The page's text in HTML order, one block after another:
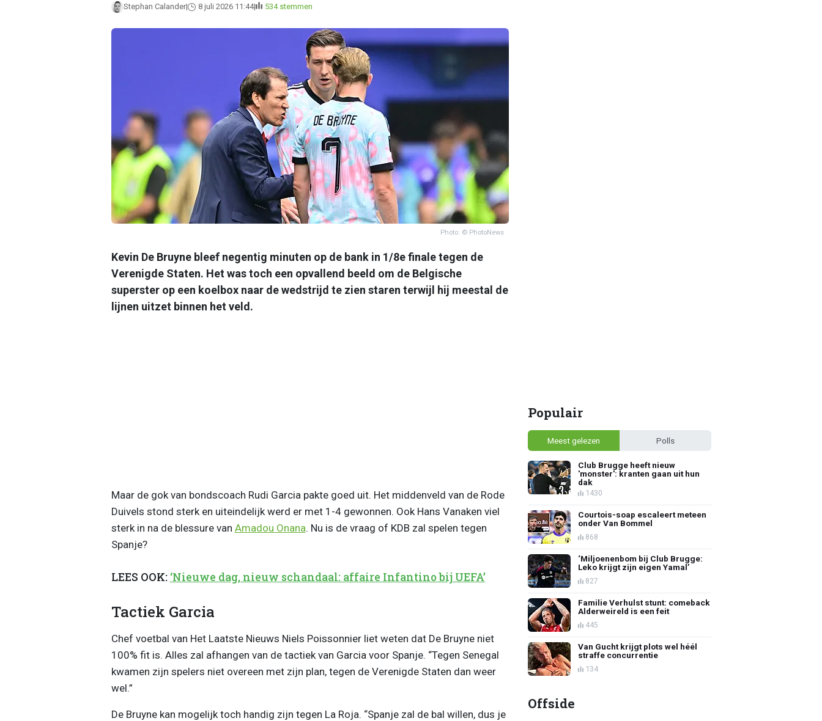
Stephan Calander 8 juli 2026 11:44 534 stemmen
Photo: © PhotoNews
Kevin De Bruyne bleef negentig minuten op de bank in 1/8e finale tegen de
Verenigde Staten. Het was toch een opvallend beeld om de Belgische
superster op een koelbox naar de wedstrijd te zien staren terwijl hij meestal de
lijnen uitzet binnen het veld.
Maar de gok van bondscoach Rudi Garcia pakte goed uit. Het middenveld van de Rode
Duivels stond sterk en uiteindelijk werd er met 1-4 gewonnen. Ook Hans Vanaken viel
sterk in na de blessure van Amadou Onana. Nu is de vraag of KDB zal spelen tegen
Spanje?
LEES OOK: ‘Nieuwe dag, nieuw schandaal: affaire Infantino bij UEFA’
Tactiek Garcia
Chef voetbal van Het Laatste Nieuws Niels Poissonnier liet weten dat De Bruyne niet
100% fit is. Alles zal afhangen van de tactiek van Garcia voor Spanje. “Tegen Senegal
kwamen zijn spelers niet overeen met zijn plan, tegen de Verenigde Staten dan weer
wel.”
De Bruyne kan mogelijk toch handig zijn tegen La Roja. “Spanje zal de bal willen, dus je
Populair
Meest gelezen Polls
Club Brugge heeft nieuw
'monster': kranten gaan uit hun
dak
1430
Courtois-soap escaleert meteen
onder Van Bommel
868
‘Miljoenenbom bij Club Brugge:
Leko krijgt zijn eigen Yamal’
827
Familie Verhulst stunt: comeback
Alderweireld is een feit
445
Van Gucht krijgt plots wel héél
straffe concurrentie
134
Offside